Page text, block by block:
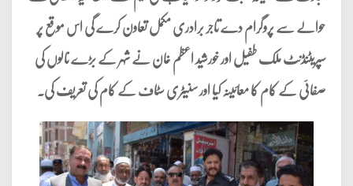
حوالے سے پروگرام دے تاجر برادری مکمل تعاون کرے گی اس موقع پر
سپریٹنڈنٹ ملک طفیل اور خورشید اعظم خان نے شہر کے بڑے نالوں کی
صفائی کے کام کا معائینہ کیا اور سنیٹری سٹاف کے کام کی تعریف کی۔